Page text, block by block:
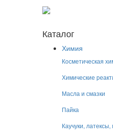
Каталог
Химия
Косметическая
Химические
Масла и смазки
Пайка
Каучуки,